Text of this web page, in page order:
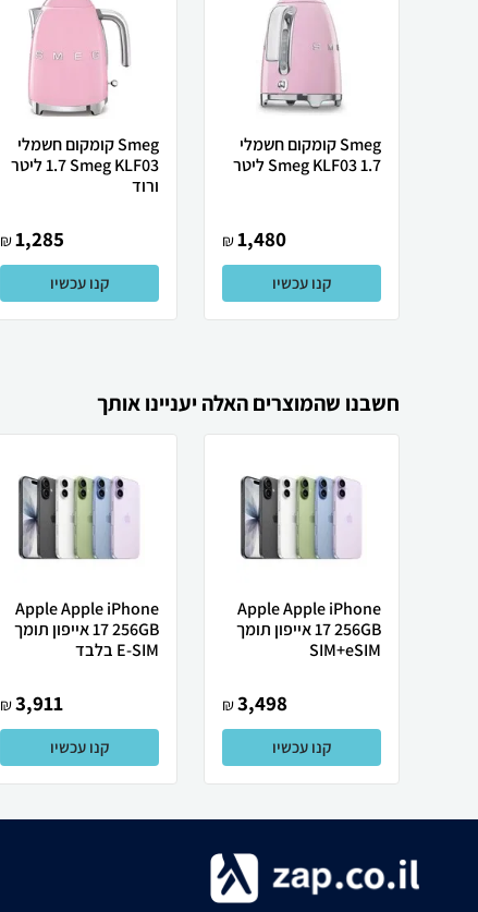
Smeg קומקום חשמלי
Smeg KLF03 1.7 ליטר
1,480
₪
קנו עכשיו
Smeg ‏קומקום חשמלי
Smeg KLF03 ‏1.7 ‏ליטר
ורוד
1,285
₪
קנו עכשיו
חשבנו שהמוצרים האלה יעניינו אותך
Apple Apple iPhone
17 256GB אייפון תומך
SIM+eSIM
3,498
₪
קנו עכשיו
Apple Apple iPhone
17 256GB אייפון תומך
E-SIM בלבד
3,911
₪
קנו עכשיו